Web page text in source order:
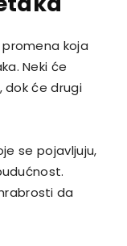
koja
Neki će
dok će drugi
se pojavljuju,
da